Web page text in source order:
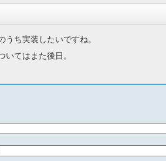
ち実装したいですね。
てはまた後日。